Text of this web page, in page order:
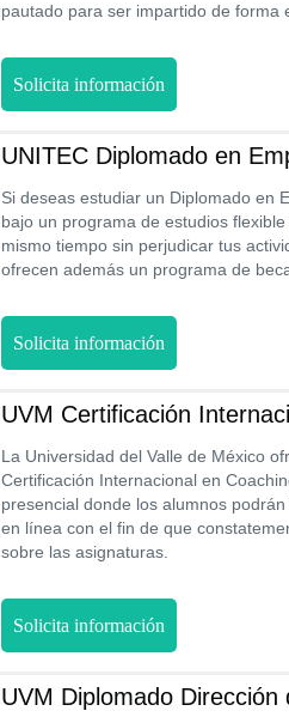
pautado para ser impartido de forma
Solicita información
UNITEC Diplomado en
Si deseas estudiar un Diplomado en
bajo un programa de estudios
mismo tiempo sin perjudicar tus
ofrecen además un programa de
Solicita información
UVM Certificación
La Universidad del Valle de México
Certificación Internacional en
presencial donde los alumnos
en línea con el fin de que
sobre las asignaturas.
Solicita información
UVM Diplomado Dirección